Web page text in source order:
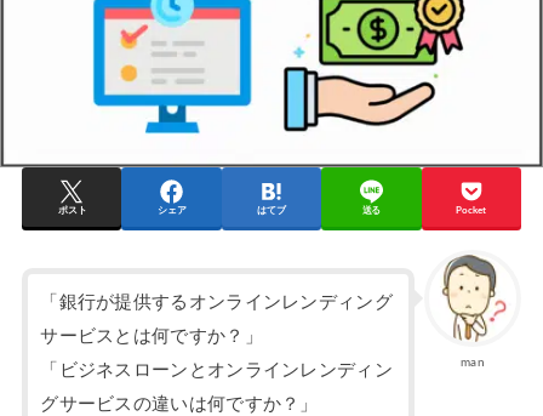
ポスト シェア はてブ 送る Pocket
man
「銀行が提供するオンラインレンディング
サービスとは何ですか？」
「ビジネスローンとオンラインレンディン
グサービスの違いは何ですか？」